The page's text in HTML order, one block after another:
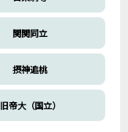
関関同立
摂神追桃
旧帝大（国立）